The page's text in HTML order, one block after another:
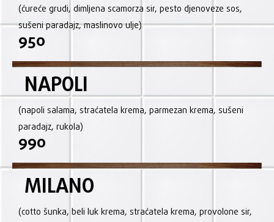
(ćureće grudi, dimljena scamorza sir, pesto djenoveze sos,
sušeni paradajz, maslinovo ulje)
950
NAPOLI
(napoli salama, straćatela krema, parmezan krema, sušeni
paradajz, rukola)
990
MILANO
(cotto šunka, beli luk krema, straćatela krema, provolone sir,